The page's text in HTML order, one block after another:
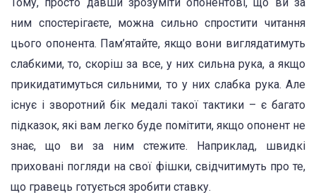
ним спостерігаєте, можна сильно спростити читання
цього опонента. Пам’ятайте, якщо вони виглядатимуть
слабкими, то, скоріш за все, у них сильна рука, а якщо
прикидатимуться сильними, то у них слабка рука. Але
існує і зворотний бік медалі такої тактики – є багато
підказок, які вам легко буде помітити, якщо опонент не
знає, що ви за ним стежите. Наприклад, швидкі
приховані погляди на свої фішки, свідчитимуть про те,
що гравець готується зробити ставку.